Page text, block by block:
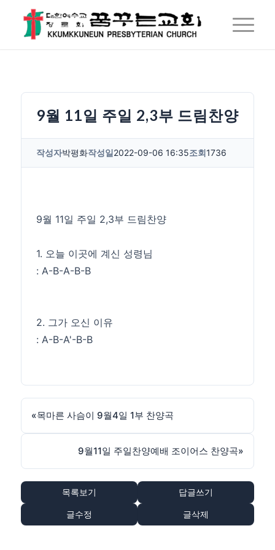
9월 11일 주일 2,3부 드림찬양
작성자박평화작성일2022-09-06 16:35조회1736
9월 11일 주일 2,3부 드림찬양
1. 오늘 이곳에 계신 성령님
: A-B-A-B-B
2. 그가 오신 이유
: A-B-A'-B-B
«목마른 사슴이 9월4일 1부 찬양곡
9월11일 주일찬양예배 조이어스 찬양곡»
목록보기 답글쓰기
글수정 글삭제